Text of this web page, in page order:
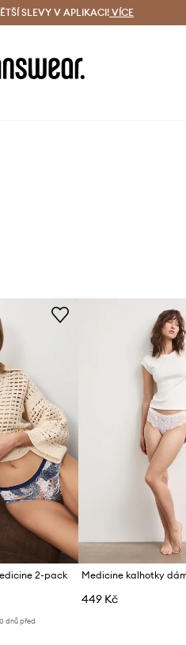
Doručení i do 24 h
SLEVY V APLIKACI!VÍCE
2-pack
dnů před
Medicine kalhotky
449 Kč